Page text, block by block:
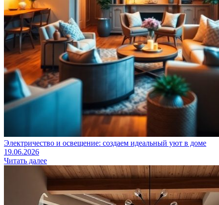
Электричество и освещение: создаем идеальный уют в доме
19.06.2026
Читать далее